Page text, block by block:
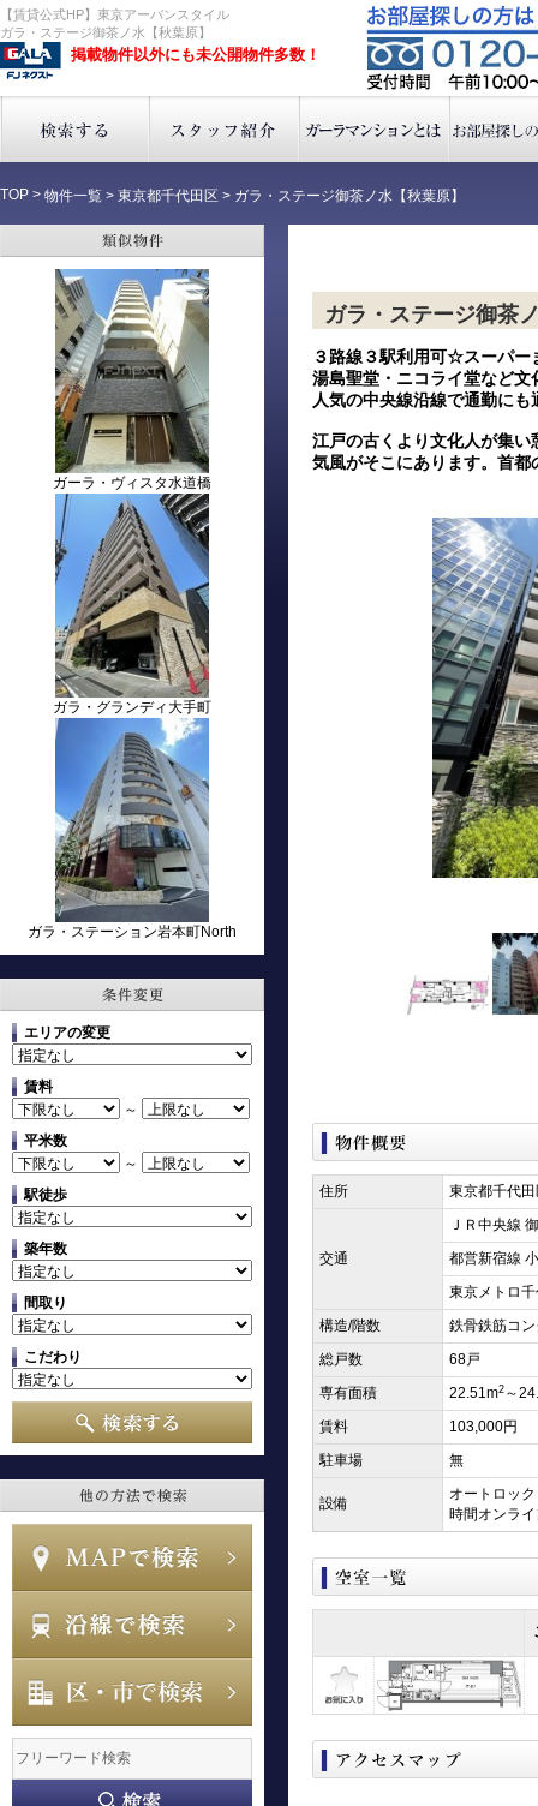
【賃貸公式HP】東京アーバンスタイル
ガラ・ステージ御茶ノ水【秋葉原】
掲載物件以外にも未公開物件多数！
TOP > 物件一覧 > 東京都千代田区 > ガラ・ステージ御茶ノ水【秋葉原】
ガーラ・ヴィスタ水道橋
ガラ・グランディ大手町
ガラ・ステーション岩本町North
エリアの変更
賃料
～
平米数
～
駅徒歩
築年数
間取り
こだわり
ガラ・ステージ御茶
３路線３駅利用可☆スーパ
湯島聖堂・ニコライ堂など
人気の中央線沿線で通勤に
江戸の古くより文化人が集
気風がそこにあります。首
住所 東京都千代
交通
ＪＲ中央線
都営新宿線
東京メトロ
構造/階数
鉄骨鉄筋コ
総戸数
68戸
専有面積
22.51m2 ～
賃料
103,000円
駐車場
無
設備
オートロッ
時間オンラ